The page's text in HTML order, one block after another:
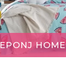
EPONJ HOME